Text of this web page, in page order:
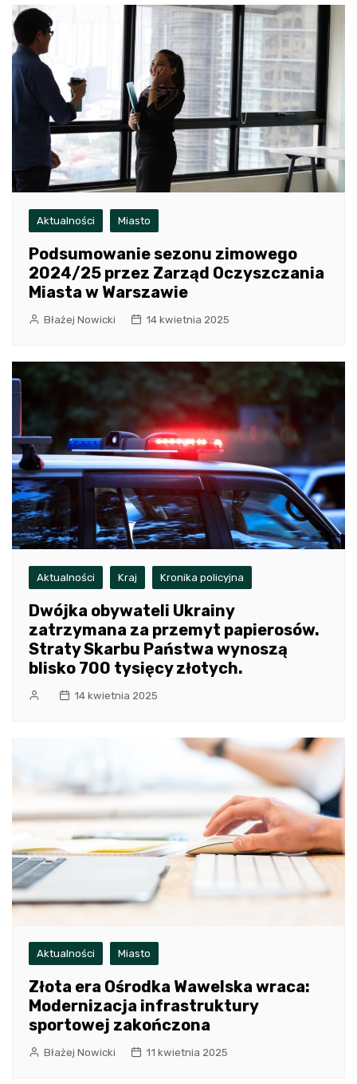
Aktualności Miasto
Podsumowanie sezonu zimowego
2024/25 przez Zarząd Oczyszczania
Miasta w Warszawie
Błażej Nowicki 14 kwietnia 2025
Aktualności Kraj Kronika policyjna
Dwójka obywateli Ukrainy
zatrzymana za przemyt papierosów.
Straty Skarbu Państwa wynoszą
blisko 700 tysięcy złotych.
14 kwietnia 2025
Aktualności Miasto
Złota era Ośrodka Wawelska wraca:
Modernizacja infrastruktury
sportowej zakończona
Błażej Nowicki 11 kwietnia 2025